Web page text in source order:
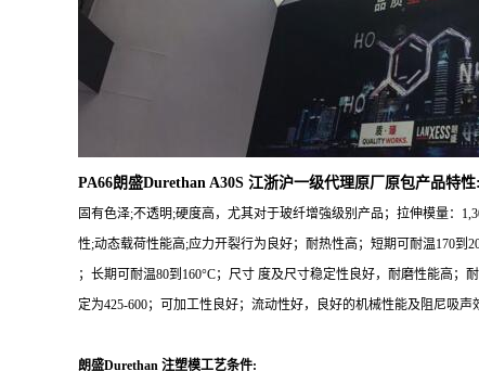
PA66朗盛Durethan A30S 江浙沪一级代理原厂原包产品特性:
固有色泽;不透明;硬度高，尤其对于玻纤增強级别产品；拉伸模量：
性;动态载荷性能高;应力开裂行为良好；耐热性高；短期可耐温170到
；长期可耐温80到160°C；尺寸 度及尺寸稳定性良好，耐磨性能高；
定为425-600；可加工性良好；流动性好，良好的机械性能及阻尼吸
朗盛Durethan 注塑模工艺条件: